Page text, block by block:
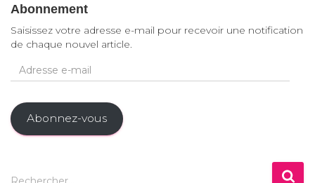
publications
Abonnement
Saisissez votre adresse e-mail pour recevoir une notification
de chaque nouvel article.
d
e
s
s
-
Abonnez-vous
R